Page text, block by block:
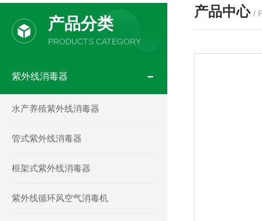
产品分类
PRODUCTS CATEGORY
紫外线消毒器
水产养殖紫外线消毒器
管式紫外线消毒器
框架式紫外线消毒器
紫外线循环风空气消毒机
产品中心 /